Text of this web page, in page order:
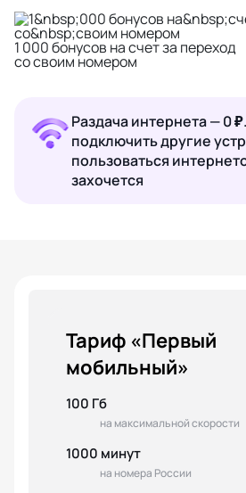
1 000 бонусов на счет за переход
со своим номером
Раздача интернета — 0
подключить другие
пользоваться
захочется
Тариф «Первый
мобильный»
100 Гб
на максимальной скорости
1000 минут
на номера России